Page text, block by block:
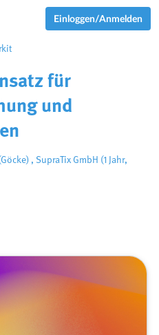
Einloggen/Anmelden
für
und
, SupraTix GmbH (1 Jahr,